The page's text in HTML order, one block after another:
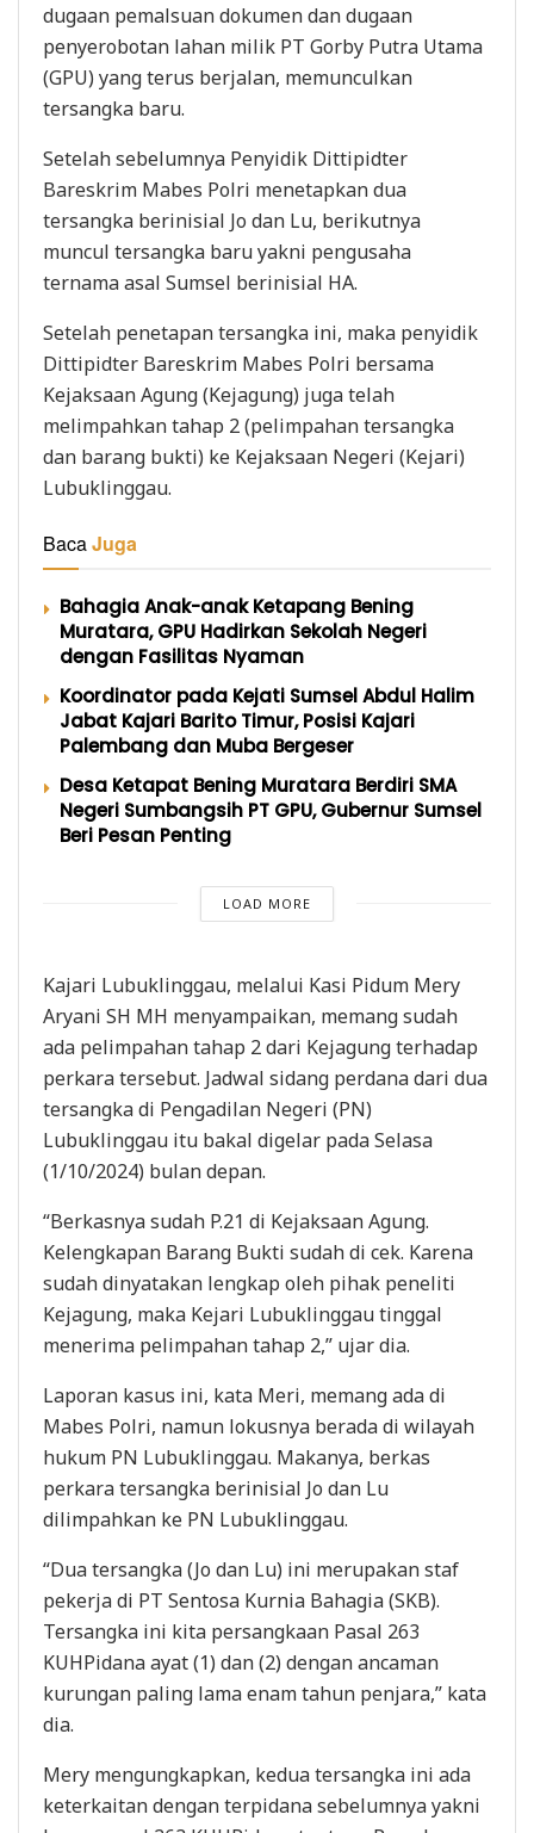
dugaan pemalsuan dokumen dan dugaan
penyerobotan lahan milik PT Gorby Putra Utama
(GPU) yang terus berjalan, memunculkan
tersangka baru.
Setelah sebelumnya Penyidik Dittipidter
Bareskrim Mabes Polri menetapkan dua
tersangka berinisial Jo dan Lu, berikutnya
muncul tersangka baru yakni pengusaha
ternama asal Sumsel berinisial HA.
Setelah penetapan tersangka ini, maka penyidik
Dittipidter Bareskrim Mabes Polri bersama
Kejaksaan Agung (Kejagung) juga telah
melimpahkan tahap 2 (pelimpahan tersangka
dan barang bukti) ke Kejaksaan Negeri (Kejari)
Lubuklinggau.
BacaJuga
Bahagia Anak-anak Ketapang Bening
Muratara, GPU Hadirkan Sekolah Negeri
dengan Fasilitas Nyaman
Koordinator pada Kejati Sumsel Abdul Halim
Jabat Kajari Barito Timur, Posisi Kajari
Palembang dan Muba Bergeser
Desa Ketapat Bening Muratara Berdiri SMA
Negeri Sumbangsih PT GPU, Gubernur Sumsel
Beri Pesan Penting
LOAD MORE
Kajari Lubuklinggau, melalui Kasi Pidum Mery
Aryani SH MH menyampaikan, memang sudah
ada pelimpahan tahap 2 dari Kejagung terhadap
perkara tersebut. Jadwal sidang perdana dari dua
tersangka di Pengadilan Negeri (PN)
Lubuklinggau itu bakal digelar pada Selasa
(1/10/2024) bulan depan.
“Berkasnya sudah P.21 di Kejaksaan Agung.
Kelengkapan Barang Bukti sudah di cek. Karena
sudah dinyatakan lengkap oleh pihak peneliti
Kejagung, maka Kejari Lubuklinggau tinggal
menerima pelimpahan tahap 2,” ujar dia.
Laporan kasus ini, kata Meri, memang ada di
Mabes Polri, namun lokusnya berada di wilayah
hukum PN Lubuklinggau. Makanya, berkas
perkara tersangka berinisial Jo dan Lu
dilimpahkan ke PN Lubuklinggau.
“Dua tersangka (Jo dan Lu) ini merupakan staf
pekerja di PT Sentosa Kurnia Bahagia (SKB).
Tersangka ini kita persangkaan Pasal 263
KUHPidana ayat (1) dan (2) dengan ancaman
kurungan paling lama enam tahun penjara,” kata
dia.
Mery mengungkapkan, kedua tersangka ini ada
keterkaitan dengan terpidana sebelumnya yakni